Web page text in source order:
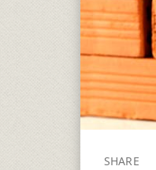
SHARE